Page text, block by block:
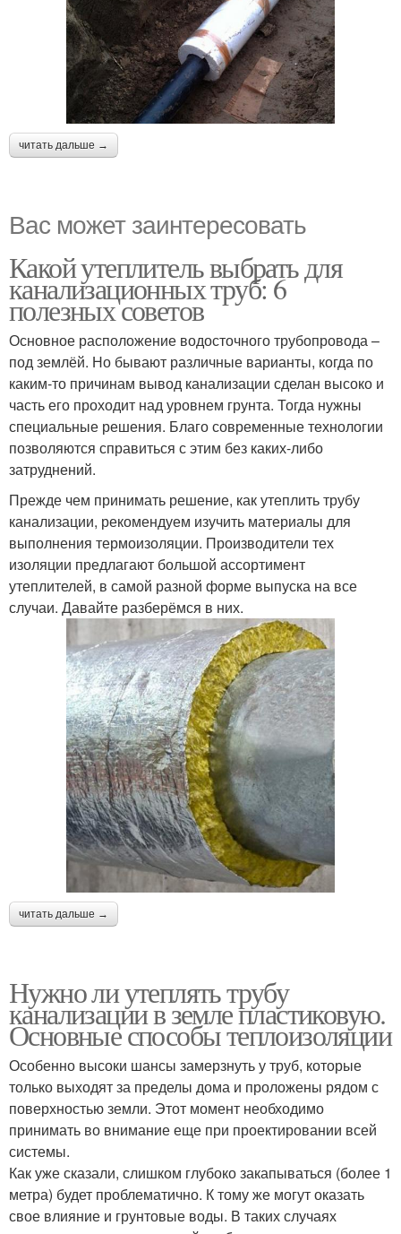
читать дальше →
Вас может заинтересовать
Какой утеплитель выбрать для
канализационных труб: 6
полезных советов
Основное расположение водосточного трубопровода –
под землёй. Но бывают различные варианты, когда по
каким-то причинам вывод канализации сделан высоко и
часть его проходит над уровнем грунта. Тогда нужны
специальные решения. Благо современные технологии
позволяются справиться с этим без каких-либо
затруднений.
Прежде чем принимать решение, как утеплить трубу
канализации, рекомендуем изучить материалы для
выполнения термоизоляции. Производители тех
изоляции предлагают большой ассортимент
утеплителей, в самой разной форме выпуска на все
случаи. Давайте разберёмся в них.
читать дальше →
Нужно ли утеплять трубу
канализации в земле пластиковую.
Основные способы теплоизоляции
Особенно высоки шансы замерзнуть у труб, которые
только выходят за пределы дома и проложены рядом с
поверхностью земли. Этот момент необходимо
принимать во внимание еще при проектировании всей
системы.
Как уже сказали, слишком глубоко закапываться (более 1
метра) будет проблематично. К тому же могут оказать
свое влияние и грунтовые воды. В таких случаях